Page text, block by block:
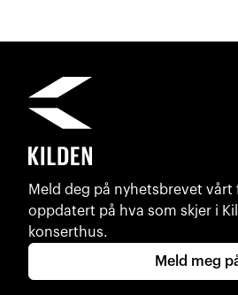
Meld deg på nyhetsbrevet vårt
oppdatert på hva som skjer i
konserthus.
Meld meg